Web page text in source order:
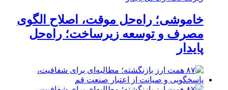
خاموشی؛ راه‌حل موقت، اصلاح الگوی
مصرف و توسعه زیرساخت؛ راه‌حل
پایدار